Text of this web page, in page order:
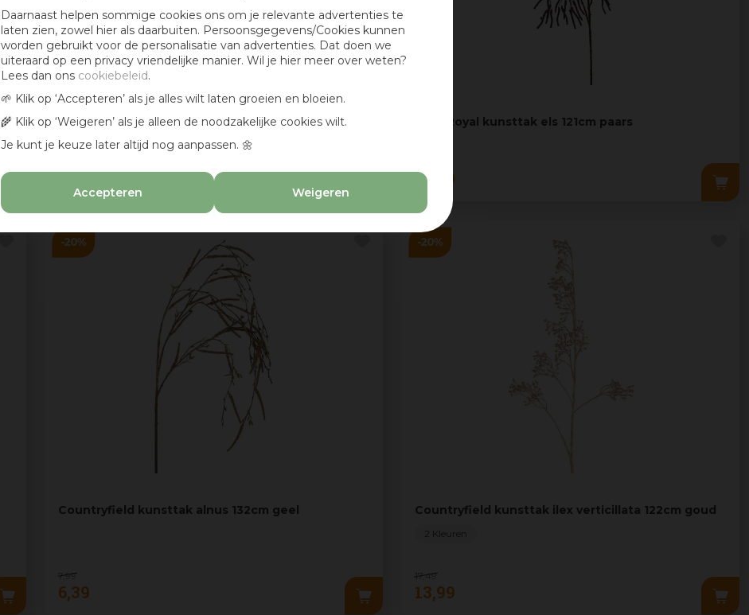
Daarnaast helpen sommige cookies ons om je relevante advertenties te
laten zien, zowel hier als daarbuiten. Persoonsgegevens/Cookies kunnen
worden gebruikt voor de personalisatie van advertenties. Dat doen we
uiteraard op een privacy vriendelijke manier. Wil je hier meer over weten?
Lees dan ons cookiebeleid.
🌱 Klik op ‘Accepteren’ als je alles wilt laten groeien en bloeien.
🌾 Klik op ‘Weigeren’ als je alleen de noodzakelijke cookies wilt.
Je kunt je keuze later altijd nog aanpassen. 🌼
Accepteren Weigeren
Pure Royal kunsttak rozenbottel 120cm bordeaux
15,99
Pure Royal kunsttak els 121cm paars
19 99
Countryfield kunsttak alnus 132cm geel
7 99
6,39
Countryfield kunsttak ilex verticillata 122cm goud
17 49
13,99
2 Kleuren